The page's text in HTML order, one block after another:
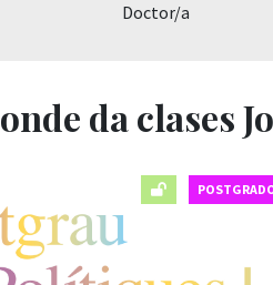
Doctor/a
da clases